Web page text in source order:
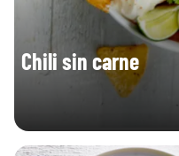
Chili sin carne